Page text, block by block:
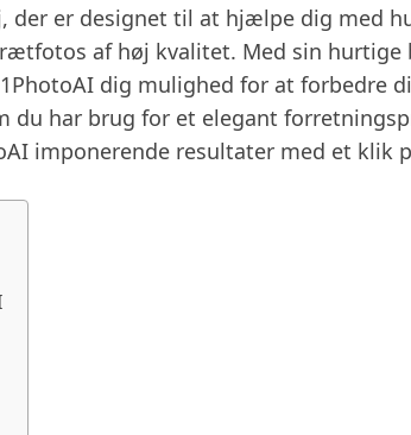
der er designet til at hjælpe dig med
af høj kvalitet. Med sin hurtige
dig mulighed for at forbedre
du har brug for et elegant
imponerende resultater med et klik